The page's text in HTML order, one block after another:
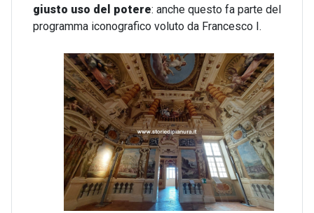
giusto uso del potere: anche questo fa parte del
programma iconografico voluto da Francesco I.